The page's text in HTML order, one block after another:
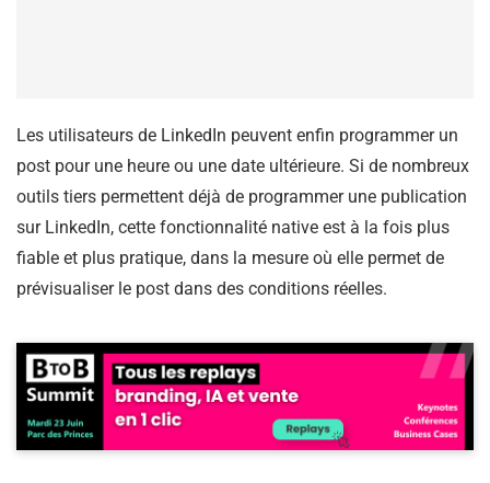
Les utilisateurs de LinkedIn peuvent enfin programmer un
post pour une heure ou une date ultérieure. Si de nombreux
outils tiers permettent déjà de programmer une publication
sur LinkedIn, cette fonctionnalité native est à la fois plus
fiable et plus pratique, dans la mesure où elle permet de
prévisualiser le post dans des conditions réelles.